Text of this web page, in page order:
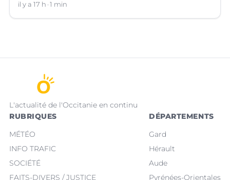
suspecté d'avoir volé le sac d'une cliente.
il y a 17 h 1 min
L'actualité de l'Occitanie en continu
RUBRIQUES
MÉTÉO
INFO TRAFIC
SOCIÉTÉ
FAITS-DIVERS / JUSTICE
DÉPARTEMENTS
Gard
Hérault
Aude
Pyrénées-Orientales